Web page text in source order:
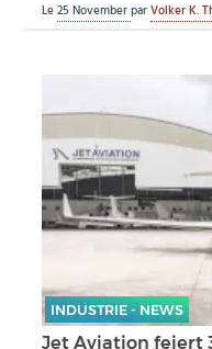
Le25 NovemberparVolker K.
INDUSTRIE - NEWS
Jet Aviation feiert